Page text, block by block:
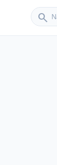
search
Sender